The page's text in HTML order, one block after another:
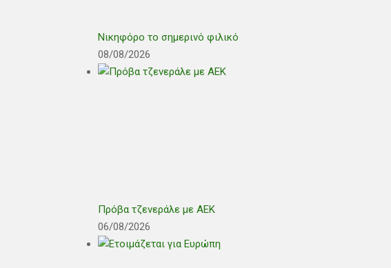
Νικηφόρο το σημερινό φιλικό
08/08/2026
Πρόβα τζενεράλε με ΑΕΚ
06/08/2026